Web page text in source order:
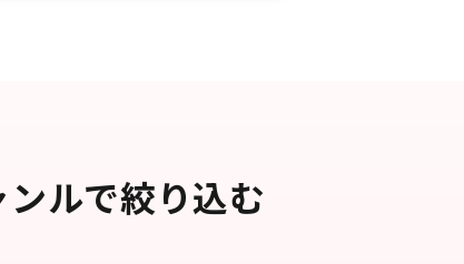
ルで絞り込む